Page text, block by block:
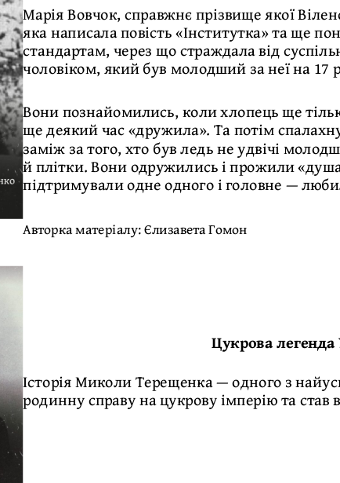
Марія Вовчок, справжнє прізвище якої
яка написала повість «Інститутка» та ще
стандартам, через що страждала від
чоловіком, який був молодший за неї на 17
Вони познайомились, коли хлопець ще
ще деякий час «дружила». Та потім
заміж за того, хто був ледь не удвічі
й плітки. Вони одружились і прожили
підтримували одне одного і головне —
Авторка матеріалу:Єлизавета Гомон
Цукрова
Історія Миколи Терещенка — одного з
родинну справу на цукрову імперію та